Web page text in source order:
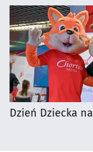
Dzień Dziecka